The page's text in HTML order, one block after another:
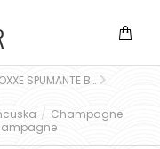
Champagne
MASI MOXXE SPUMANTE BRUT